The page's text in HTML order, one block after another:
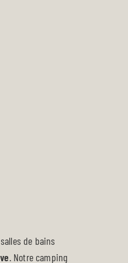
de bains
. Notre camping